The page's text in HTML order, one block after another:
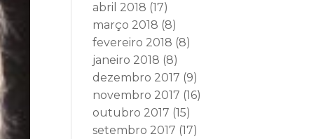
abril 2018 (17)
março 2018 (8)
fevereiro 2018 (8)
janeiro 2018 (8)
dezembro 2017 (9)
novembro 2017 (16)
outubro 2017 (15)
setembro 2017 (17)